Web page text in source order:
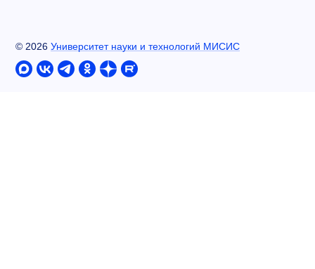
© 2026 Университет науки и технологий МИСИС